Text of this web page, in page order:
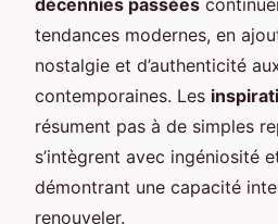
tendances modernes, en
nostalgie et d’authenticité
contemporaines. Les
résument pas à de simples
s’intègrent avec ingéniosité
démontrant une capacité
renouveler.